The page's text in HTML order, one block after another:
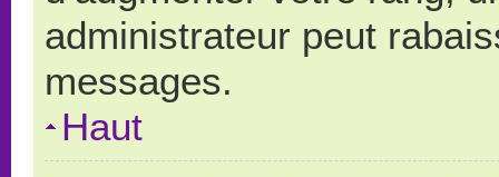
administrateur peut
messages.
Haut